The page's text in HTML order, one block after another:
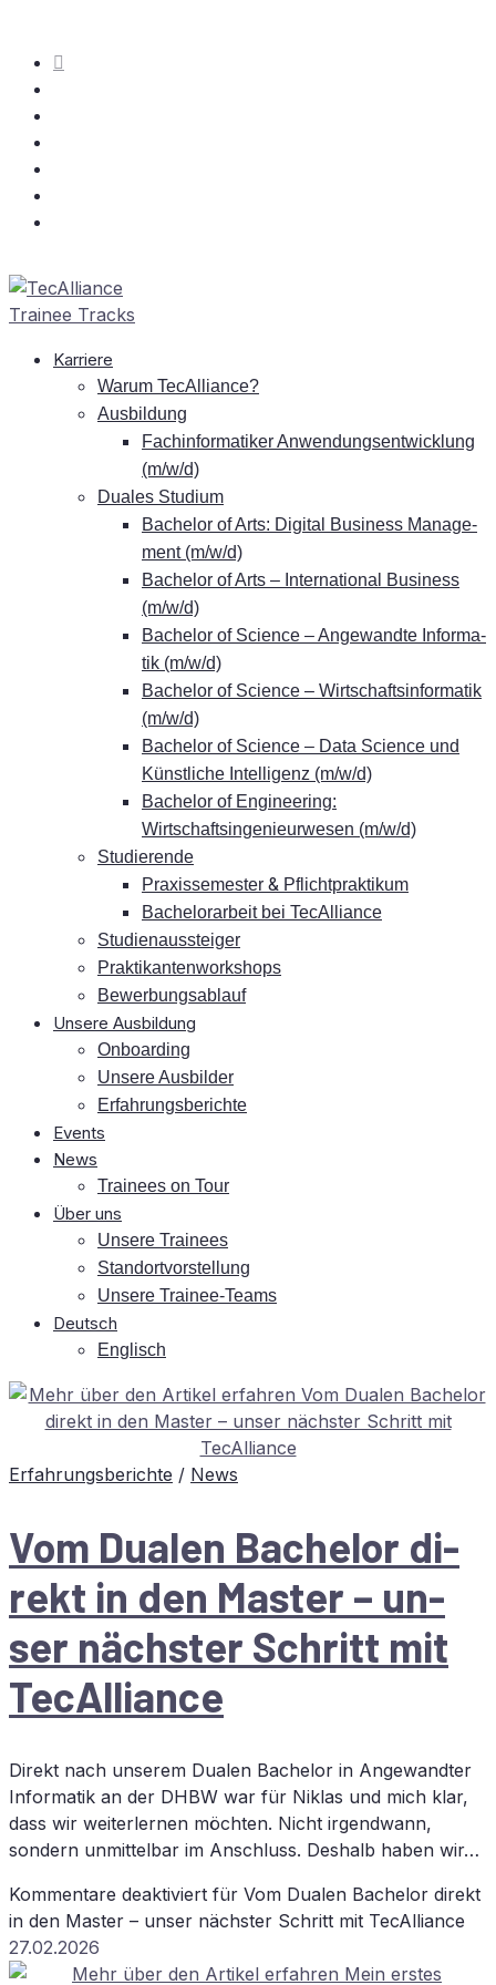
Kar­rie­re
War­um TecAlliance?
Aus­bil­dung
Fach­in­for­ma­ti­ker An­wen­dungs­ent­wick­lung
(m/w/d)
Dua­les Studium
Ba­che­lor of Arts: Di­gi­tal Busi­ness Ma­nage­
ment (m/w/d)
Ba­che­lor of Arts – In­ter­na­tio­nal Busi­ness
(m/w/d)
Ba­che­lor of Sci­ence – An­ge­wand­te In­for­ma­
tik (m/w/d)
Ba­che­lor of Sci­ence – Wirt­schafts­in­for­ma­tik
(m/w/d)
Ba­che­lor of Sci­ence – Data Sci­ence und
Künst­li­che In­tel­li­genz (m/w/d)
Ba­che­lor of En­gi­nee­ring:
Wirtschaftsingenieurwesen (m/w/d)
Stu­die­ren­de
Pra­xis­se­mes­ter & Pflichtpraktikum
Ba­che­lor­ar­beit bei TecAlliance
Stu­di­en­aus­stei­ger
Prak­ti­kan­ten­work­shops
Be­wer­bungs­ab­lauf
Un­se­re Ausbildung
On­boar­ding
Un­se­re Ausbilder
Er­fah­rungs­be­rich­te
Events
News
Trai­nees on Tour
Über uns
Un­se­re Trainees
Stand­ort­vor­stel­lung
Un­se­re Trainee-Teams
Deutsch
Eng­lisch
Erfahrungsberichte / News
Vom Dua­len Ba­che­lor di­
rekt in den Mas­ter – un­
ser nächs­ter Schritt mit
TecAlliance
Direkt nach unserem Dualen Bachelor in Angewandter
Informatik an der DHBW war für Niklas und mich klar,
dass wir weiterlernen möchten. Nicht irgendwann,
sondern unmittelbar im Anschluss. Deshalb haben wir…
Kommentare deaktiviert für Vom Dua­len Ba­che­lor di­rekt
in den Mas­ter – un­ser nächs­ter Schritt mit TecAlliance
27.02.2026